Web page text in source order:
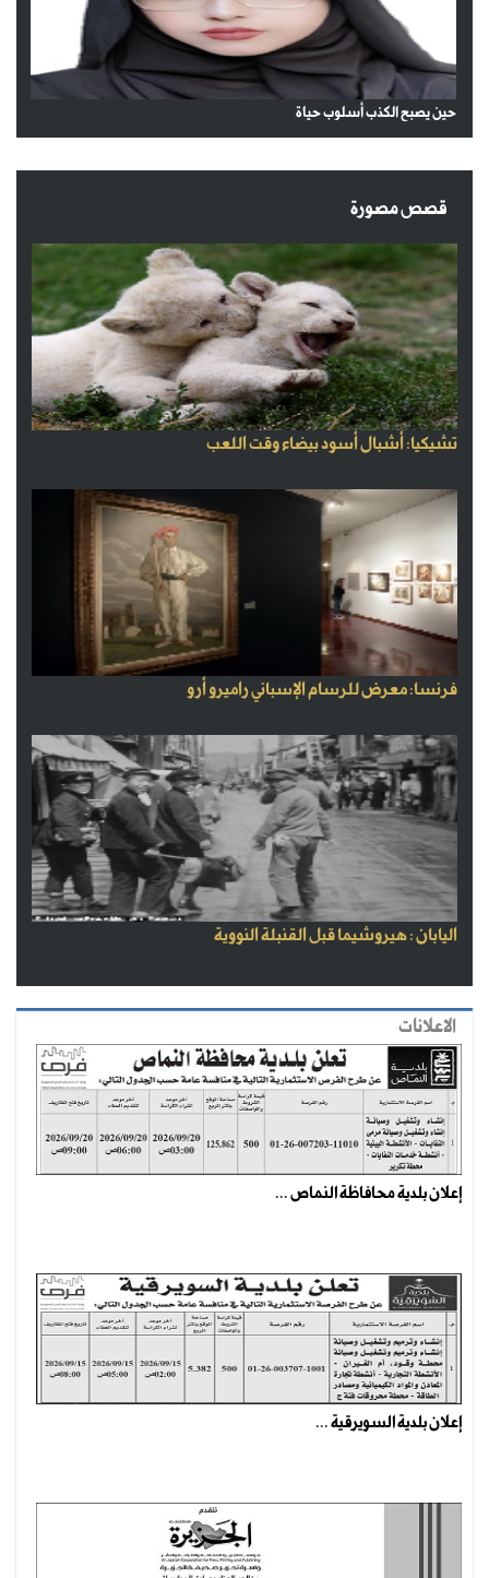
حين يصبح الكذب أسلوب حياة
قصص مصورة
تشيكيا: أشبال أسود بيضاء وقت اللعب
فرنسا: معرض للرسام الإسباني راميرو أرو
اليابان : هيروشيما قبل القنبلة النووية
الاعلانات
إعلان بلدية محافاظة النماص ...
إعلان بلدية السويرقية ...